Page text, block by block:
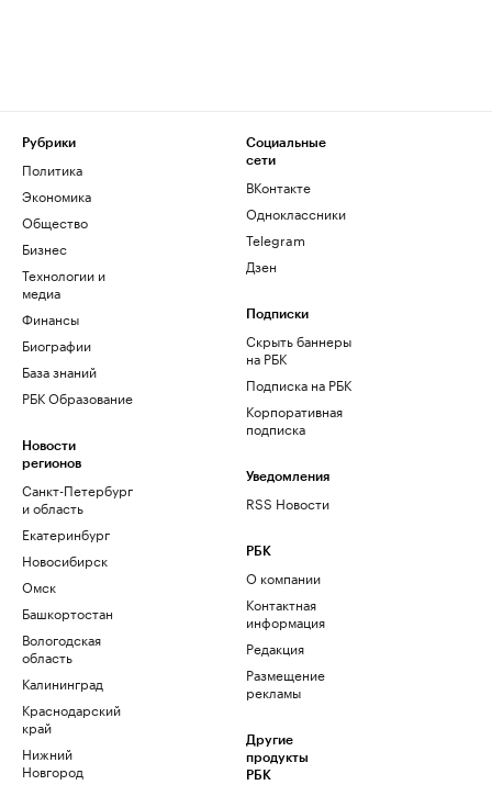
Рубрики
Политика
Экономика
Общество
Бизнес
Технологии и
медиа
Финансы
Биографии
База знаний
РБК Образование
Новости
регионов
Санкт-Петербург
и область
Екатеринбург
Новосибирск
Омск
Башкортостан
Вологодская
область
Калининград
Краснодарский
край
Нижний
Новгород
Социальные
сети
ВКонтакте
Одноклассники
Telegram
Дзен
Подписки
Скрыть баннеры
на РБК
Подписка на РБК
Корпоративная
подписка
Уведомления
RSS Новости
РБК
О компании
Контактная
информация
Редакция
Размещение
рекламы
Другие
продукты
РБК